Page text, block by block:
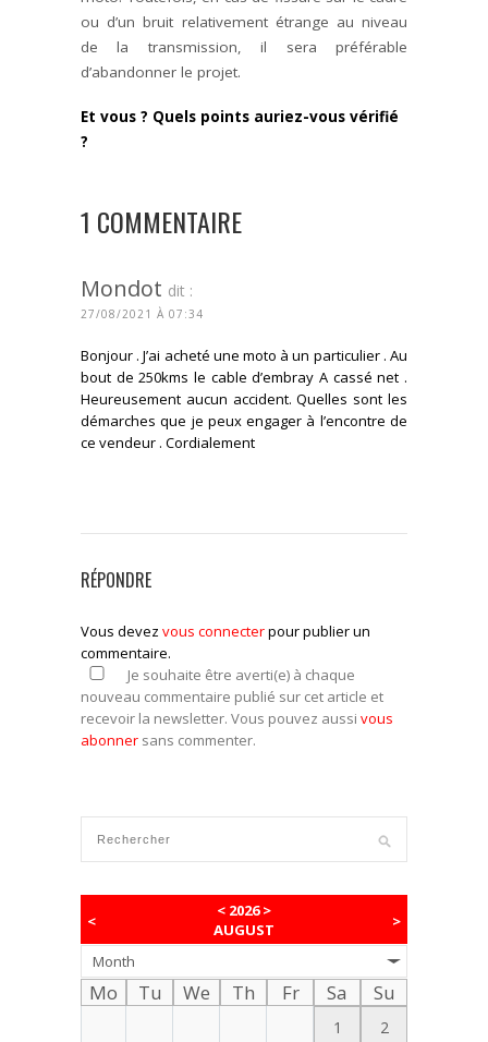
ou d’un bruit relativement étrange au niveau
de la transmission, il sera préférable
d’abandonner le projet.
Et vous ? Quels points auriez-vous vérifié
?
1 COMMENTAIRE
Mondot dit :
27/08/2021 À 07:34
Bonjour . J’ai acheté une moto à un particulier . Au
bout de 250kms le cable d’embray A cassé net .
Heureusement aucun accident. Quelles sont les
démarches que je peux engager à l’encontre de
ce vendeur . Cordialement
RÉPONDRE
Vous devez vous connecterpour publier un
commentaire.
Je souhaite être averti(e) à chaque
nouveau commentaire publié sur cet article et
recevoir la newsletter. Vous pouvez aussi vous
abonner sans commenter.
<
< 2026>
AUGUST
>
Month
Mo Tu We Th Fr Sa Su
1 2